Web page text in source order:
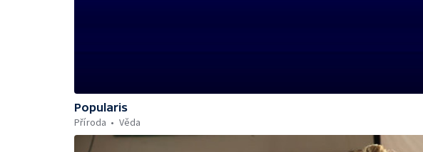
Popularis
Příroda
Věda